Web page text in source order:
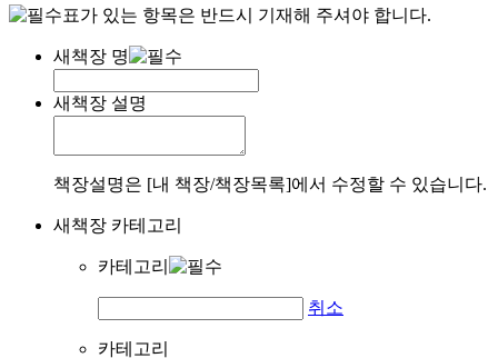
표가 있는 항목은 반드시 기재해 주셔야 합니다.
새책장 명
새책장 설명
책장설명은 [내 책장/책장목록]에서 수정할 수 있습니다.
새책장 카테고리
카테고리
취소
카테고리